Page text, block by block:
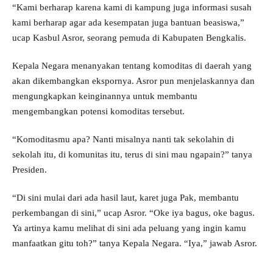
“Kami berharap karena kami di kampung juga informasi susah
kami berharap agar ada kesempatan juga bantuan beasiswa,”
ucap Kasbul Asror, seorang pemuda di Kabupaten Bengkalis.
Kepala Negara menanyakan tentang komoditas di daerah yang
akan dikembangkan ekspornya. Asror pun menjelaskannya dan
mengungkapkan keinginannya untuk membantu
mengembangkan potensi komoditas tersebut.
“Komoditasmu apa? Nanti misalnya nanti tak sekolahin di
sekolah itu, di komunitas itu, terus di sini mau ngapain?” tanya
Presiden.
“Di sini mulai dari ada hasil laut, karet juga Pak, membantu
perkembangan di sini,” ucap Asror. “Oke iya bagus, oke bagus.
Ya artinya kamu melihat di sini ada peluang yang ingin kamu
manfaatkan gitu toh?” tanya Kepala Negara. “Iya,” jawab Asror.